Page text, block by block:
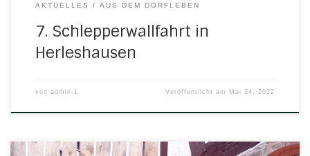
AKTUELLES AUS DEM DORFLEBEN
7. Schlepperwallfahrt in
Herleshausen
von admin-1 Veröffentlicht am Mai 24, 2022